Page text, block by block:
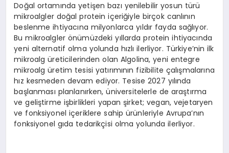
Doğal ortamında yetişen bazı yenilebilir yosun türü
mikroalgler doğal protein içeriğiyle birçok canlının
beslenme ihtiyacına milyonlarca yıldır fayda sağlıyor.
Bu mikroalgler önümüzdeki yıllarda protein ihtiyacında
yeni alternatif olma yolunda hızlı ilerliyor. Türkiye’nin ilk
mikroalg üreticilerinden olan Algolina, yeni entegre
mikroalg üretim tesisi yatırımının fizibilite çalışmalarına
hız kesmeden devam ediyor. Tesise 2027 yılında
başlanması planlanırken, üniversitelerle de araştırma
ve geliştirme işbirlikleri yapan şirket; vegan, vejetaryen
ve fonksiyonel içeriklere sahip ürünleriyle Avrupa’nın
fonksiyonel gıda tedarikçisi olma yolunda ilerliyor.